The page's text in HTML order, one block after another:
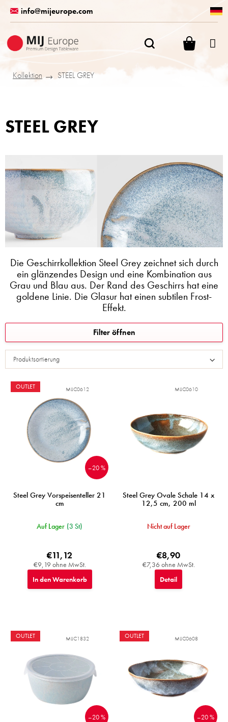
Inhalt
springen
info@mijeurope.com
Kollektion STEEL GREY
STEEL GREY
Die Geschirrkollektion Steel Grey zeichnet sich durch
ein glänzendes Design und eine Kombination aus
Grau und Blau aus. Der Rand des Geschirrs hat eine
goldene Linie. Die Glasur hat einen subtilen Frost-
Effekt.
Produktsortierung
Filter öffnen
L
i
s
e
OUTLET
–20 %
Steel Grey Vorspeisenteller 21
cm
Auf Lager (3 St)
€9,19 ohne MwSt.
€11,12
In den Warenkorb
MIJC0612
Steel Grey Ovale Schale 14 x
12,5 cm, 200 ml
Nicht auf Lager
€7,36 ohne MwSt.
€8,90
Detail
MIJC0610
OUTLET
–20 %
MIJC1832 OUTLET
–20 %
MIJC0608